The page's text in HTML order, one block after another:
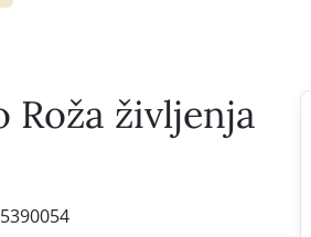
Roža življenja